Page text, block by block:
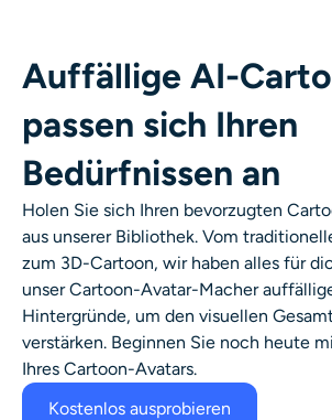
Video-Wasserzeichen-Entferner
Auffällige AI-
passen sich Ihren
Bedürfnissen an
Holen Sie sich Ihren bevorzugten
aus unserer Bibliothek. Vom
zum 3D-Cartoon, wir haben alles für
unserCartoon-Avatar-Macher
Hintergründe, um den visuellen
verstärken. Beginnen Sie noch heute
Ihres Cartoon-Avatars.
Kostenlos ausprobieren